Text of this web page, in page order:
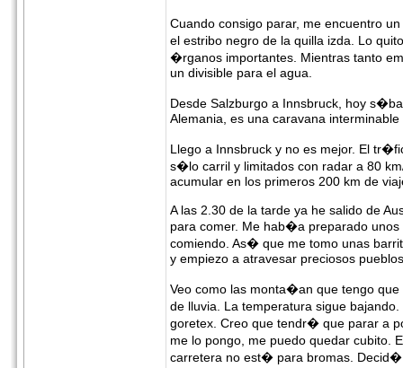
Cuando consigo parar, me encuentro
el estribo negro de la quilla izda. Lo
�rganos importantes. Mientras tanto
un divisible para el agua.
Desde Salzburgo a Innsbruck, hoy
Alemania, es una caravana
Llego a Innsbruck y no es mejor. El
s�lo carril y limitados con radar a 80
acumular en los primeros 200 km de
A las 2.30 de la tarde ya he salido de
para comer. Me hab�a preparado
comiendo. As� que me tomo unas
y empiezo a atravesar preciosos
Veo como las monta�an que tengo
de lluvia. La temperatura sigue
goretex. Creo que tendr� que parar a
me lo pongo, me puedo quedar cubito.
carretera no est� para bromas.